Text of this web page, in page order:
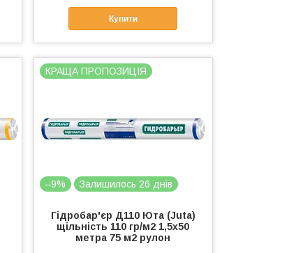
Купити
КРАЩА ПРОПОЗИЦІЯ
–9% Залишилось 26 днів
Гідробар'єр Д110 Юта (Juta)
щільність 110 гр/м2 1,5х50
метра 75 м2 рулон